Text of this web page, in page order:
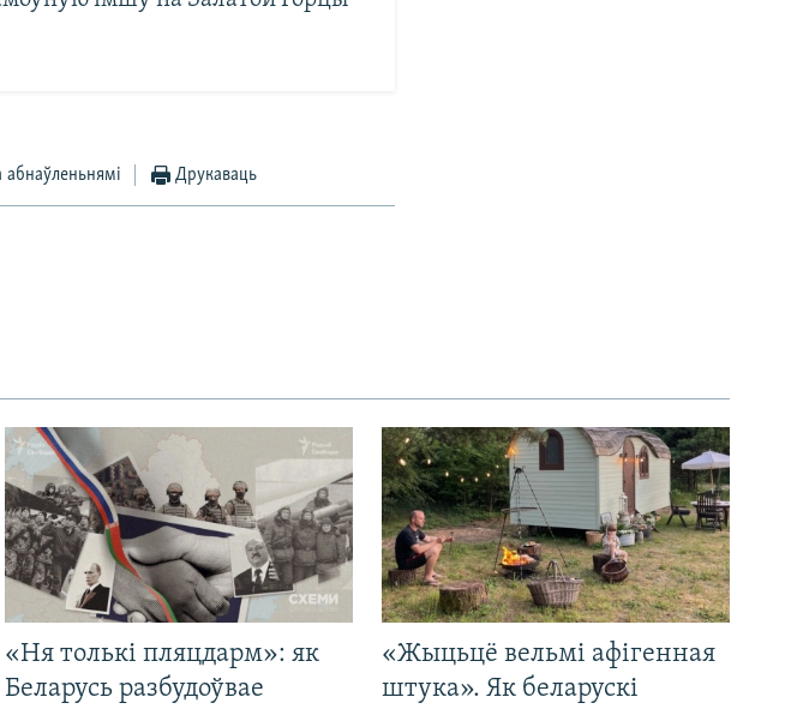
абнаўленьнямі Друкаваць
«Ня толькі пляцдарм»: як
Беларусь разбудоўвае
«Жыцьцё вельмі афігенная
штука». Як беларускі